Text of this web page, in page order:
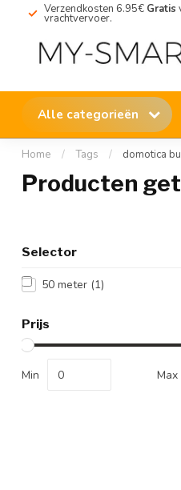
Verzendkosten 6.95€ Gratis
vrachtvervoer.
Alle categorieën
Home / Tags / domotica
Producten
Selector
50 meter (1)
Prijs
Min Max